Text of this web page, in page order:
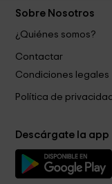
Sobre Nosotros
¿Quiénes somos?
Contactar
Condiciones legales
Política de privacidad
Descárgate la app